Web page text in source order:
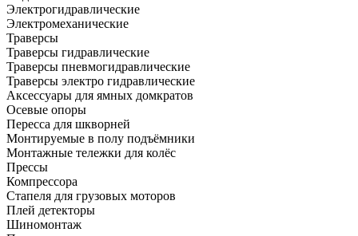
Электрогидравлические
Электромеханические
Траверсы
Траверсы гидравлические
Траверсы пневмогидравлические
Траверсы электро гидравлические
Аксессуары для ямных домкратов
Осевые опоры
Пересса для шкворней
Монтируемые в полу подъёмники
Монтажные тележки для колёс
Прессы
Компрессора
Стапеля для грузовых моторов
Плей детекторы
Шиномонтаж